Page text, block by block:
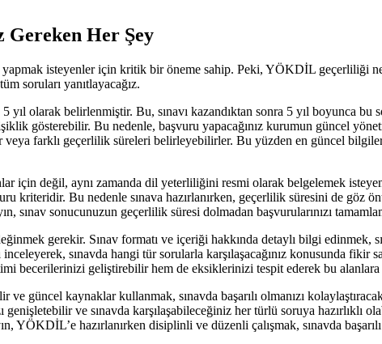
Her Şey
isteyenler için kritik bir öneme sahip. Peki, YÖKDİL geçerliliği
soruları yanıtlayacağız.
olarak belirlenmiştir. Bu, sınavı kazandıktan sonra 5 yıl boyunca bu
gösterebilir. Bu nedenle, başvuru yapacağınız kurumun güncel
farklı geçerlilik süreleri belirleyebilirler. Bu yüzden en güncel
için değil, aynı zamanda dil yeterliliğini resmi olarak belgelemek
kriteridir. Bu nedenle sınava hazırlanırken, geçerlilik süresini de göz
sınav sonucunuzun geçerlilik süresi dolmadan başvurularınızı
gerekir. Sınav formatı ve içeriği hakkında detaylı bilgi edinmek,
inceleyerek, sınavda hangi tür sorularla karşılaşacağınız konusunda
becerilerinizi geliştirebilir hem de eksiklerinizi tespit ederek bu
güncel kaynaklar kullanmak, sınavda başarılı olmanızı
ve sınavda karşılaşabileceğiniz her türlü soruya hazırlıklı
YÖKDİL’e hazırlanırken disiplinli ve düzenli çalışmak, sınavda